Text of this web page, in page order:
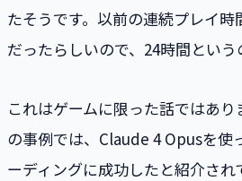
たそうです。以前の連続プレイ
だったらしいので、24時間という
これはゲームに限った話ではあ
の事例では、Claude 4 Opusを使
ーディングに成功したと紹介され